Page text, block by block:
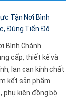
Tận Nơi Bình
Đúng Tiến Độ
Bình Chánh
cấp, thiết kế và
lan can kính chất
kết sản phẩm
phụ kiện đồng bộ